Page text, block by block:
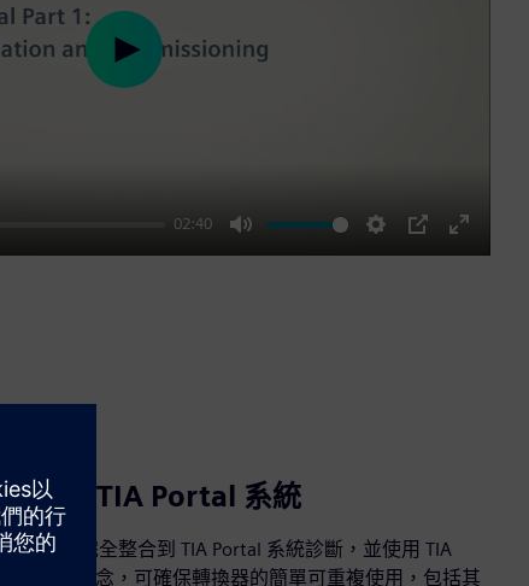
02:40
Mute Settings
PIP
Enter
Play
整合至 TIA Portal 系統
將驅動器完全整合到 TIA Portal 系統診斷，並使用 TIA
Portal 庫概念，可確保轉換器的簡單可重複使用，包括其